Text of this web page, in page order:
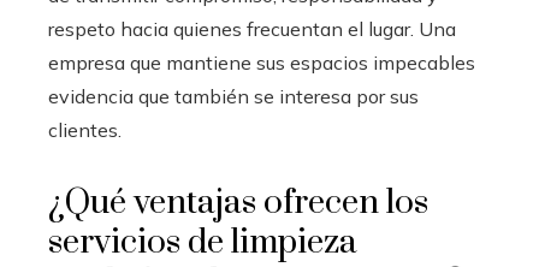
respeto hacia quienes frecuentan el lugar. Una
empresa que mantiene sus espacios impecables
evidencia que también se interesa por sus
clientes.
¿Qué ventajas ofrecen los
servicios de limpieza